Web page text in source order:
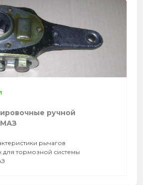
ручной
МАЗ
рычагов
для тормозной системы